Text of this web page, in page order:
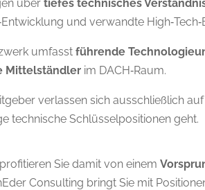
über tiefes technisches
und verwandte
umfasst führende
Mittelständler im DACH‑Raum.
verlassen sich ausschließlich
technische Schlüsselpositionen geht.
Sie damit von einem
Consulting bringt Sie mit